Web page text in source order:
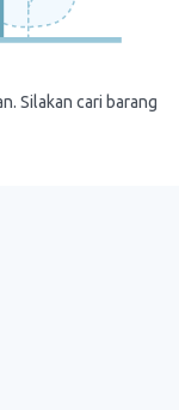
Silakan cari barang